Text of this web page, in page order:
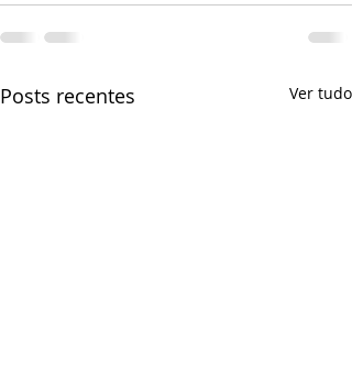
Posts recentes Ver tudo